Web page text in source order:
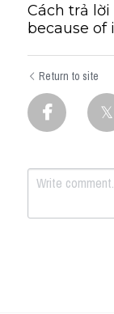
Cách trả
because of
Return to site